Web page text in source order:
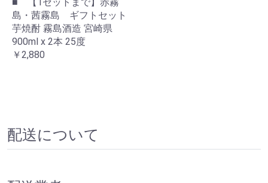
島・茜霧島 ギフトセット
芋焼酎 霧島酒造 宮崎県
900ml x 2本 25度
￥2,880
配送について